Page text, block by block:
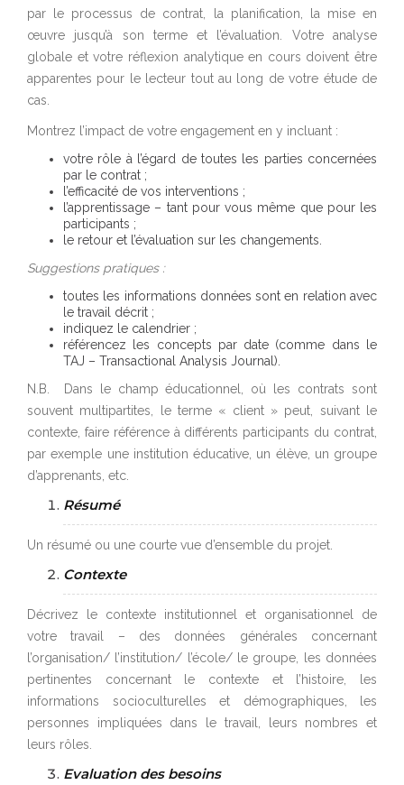
par le processus de contrat, la planification, la mise en
œuvre jusqu’à son terme et l’évaluation. Votre analyse
globale et votre réflexion analytique en cours doivent être
apparentes pour le lecteur tout au long de votre étude de
cas.
Montrez l’impact de votre engagement en y incluant :
votre rôle à l’égard de toutes les parties concernées
par le contrat ;
l’efficacité de vos interventions ;
l’apprentissage – tant pour vous même que pour les
participants ;
le retour et l’évaluation sur les changements.
Suggestions pratiques :
toutes les informations données sont en relation avec
le travail décrit ;
indiquez le calendrier ;
référencez les concepts par date (comme dans le
TAJ – Transactional Analysis Journal).
N.B. Dans le champ éducationnel, où les contrats sont
souvent multipartites, le terme « client » peut, suivant le
contexte, faire référence à différents participants du contrat,
par exemple une institution éducative, un élève, un groupe
d’apprenants, etc.
Résumé
Un résumé ou une courte vue d’ensemble du projet.
Contexte
Décrivez le contexte institutionnel et organisationnel de
votre travail – des données générales concernant
l’organisation/ l’institution/ l’école/ le groupe, les données
pertinentes concernant le contexte et l’histoire, les
informations socioculturelles et démographiques, les
personnes impliquées dans le travail, leurs nombres et
leurs rôles.
Evaluation des besoins